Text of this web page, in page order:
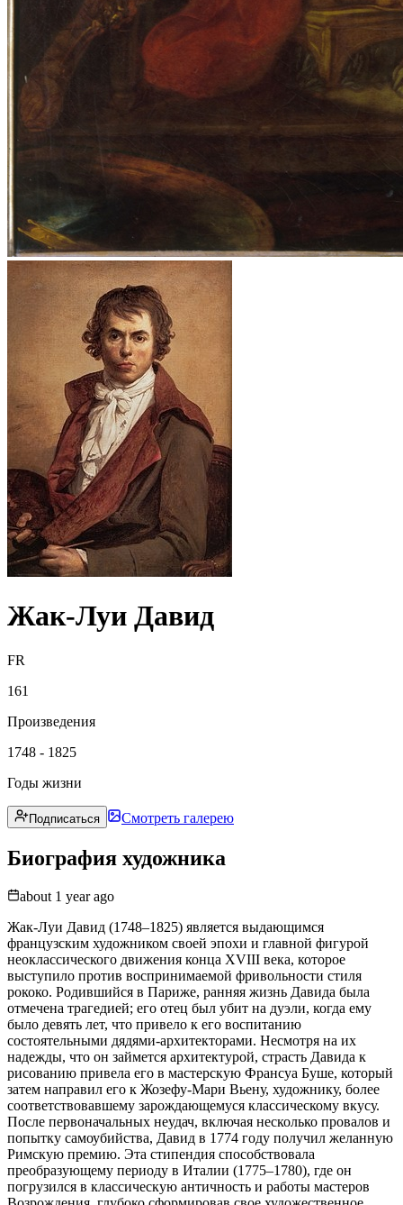
Жак-Луи Давид
FR
161
Произведения
1748 - 1825
Годы жизни
Подписаться Смотреть галерею
Биография художника
about 1 year ago
Жак-Луи Давид (1748–1825) является выдающимся
французским художником своей эпохи и главной фигурой
неоклассического движения конца XVIII века, которое
выступило против воспринимаемой фривольности стиля
рококо. Родившийся в Париже, ранняя жизнь Давида была
отмечена трагедией; его отец был убит на дуэли, когда ему
было девять лет, что привело к его воспитанию
состоятельными дядями-архитекторами. Несмотря на их
надежды, что он займется архитектурой, страсть Давида к
рисованию привела его в мастерскую Франсуа Буше, который
затем направил его к Жозефу-Мари Вьену, художнику, более
соответствовавшему зарождающемуся классическому вкусу.
После первоначальных неудач, включая несколько провалов и
попытку самоубийства, Давид в 1774 году получил желанную
Римскую премию. Эта стипендия способствовала
преобразующему периоду в Италии (1775–1780), где он
погрузился в классическую античность и работы мастеров